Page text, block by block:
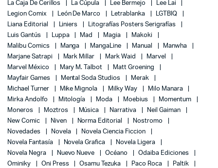
La Caja De Cerillos
La Cúpula Lee Bermejo
Lee Lai
Legion Comix
León De Marco Letrablanka
LGTBIQ
Liana Editorial
Liniers
Litografías Posters Serigrafías
Luis Gantús
Luppa Mad Magia
Makoki
Malibu Comics
Manga MangaLine Manual
Manwha
Marjane Satrapi
Mark Millar Mark Waid
Marvel
Marvel México
Mary M. Talbot
Matt Groening
Mayfair Games
Mental Soda Studios
Merak
Michael Turner
Mike Mignola Milky Way
Milo Manara
Mirka Andolfo
Mitología Moda Moebius
Momentum
Moneros
Moztros Música Narrativa
Neil Gaiman
New Comic
Niven Norma Editorial
Nostromo
Novedades
Novela
Novela Ciencia Ficcion
Novela Fantasía
Novela Grafica
Novela Ligera
Novela Negra
Nuevo Nueve Océano
Odaiba Ediciones
Ominiky
Oni Press Osamu Tezuka Paco Roca
Paltik